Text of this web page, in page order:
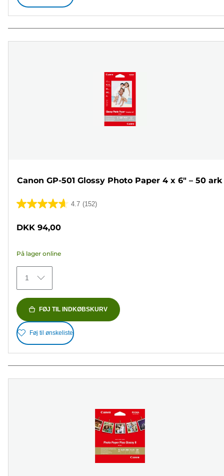
Canon GP-501 Glossy Photo Paper 4 x 6" – 50 ark
4.7 (152)
4.7
af
stjerner.
152
anmeldelser
DKK 94,00
På lager online
1
FØJ TIL INDKØBSKURV
Føj til ønskeliste